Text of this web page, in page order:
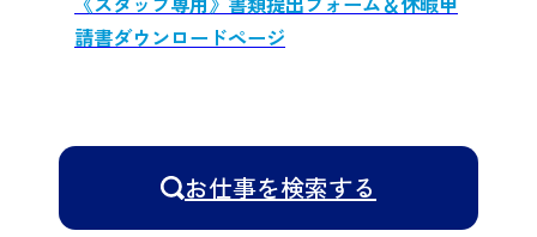
請書ダウンロードページ
お仕事を検索する